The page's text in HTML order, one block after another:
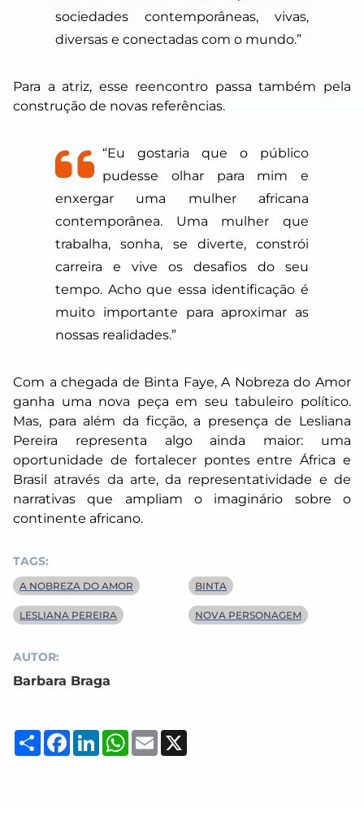
sociedades contemporâneas, vivas,
diversas e conectadas com o mundo.”
Para a atriz, esse reencontro passa também pela
construção de novas referências.
“Eu gostaria que o público
pudesse olhar para mim e
enxergar uma mulher africana
contemporânea. Uma mulher que
trabalha, sonha, se diverte, constrói
carreira e vive os desafios do seu
tempo. Acho que essa identificação é
muito importante para aproximar as
nossas realidades.”
Com a chegada de Binta Faye,A Nobreza do Amor
ganha uma nova peça em seu tabuleiro político.
Mas, para além da ficção, a presença de Lesliana
Pereira representa algo ainda maior: uma
oportunidade de fortalecer pontes entre África e
Brasil através da arte, da representatividade e de
narrativas que ampliam o imaginário sobre o
continente africano.
TAGS:
A NOBREZA DO AMOR BINTA
LESLIANA PEREIRA NOVA PERSONAGEM
AUTOR:
Barbara Braga
Compartilhar
Facebook
LinkedInWhatsApp
Email